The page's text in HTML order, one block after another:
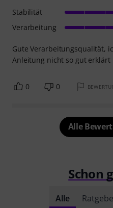
Gute Verarbeitungsqualität,
Anleitung nicht so gut erklärt
Stabilität
Verarbeitung
0 0
Alle
Schon
Alle